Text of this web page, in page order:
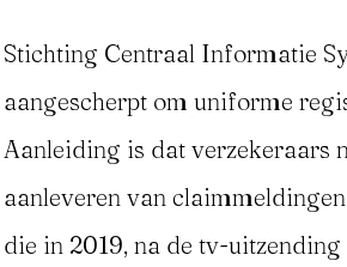
Stichting Centraal Informatie
aangescherpt om uniforme
Aanleiding is dat verzekeraars
aanleveren van
die in 2019, na de tv-